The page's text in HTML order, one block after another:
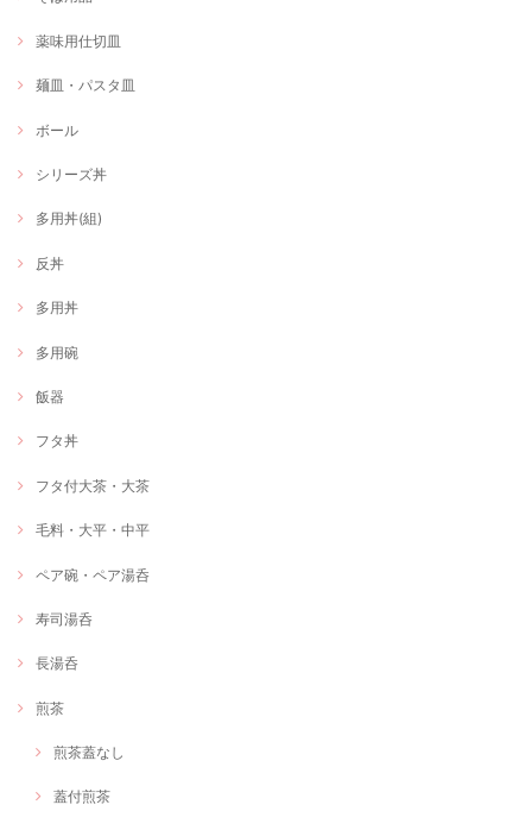
薬味用仕切皿
麺皿・パスタ皿
ボール
シリーズ丼
多用丼(組)
反丼
多用丼
多用碗
飯器
フタ丼
フタ付大茶・大茶
毛料・大平・中平
ペア碗・ペア湯呑
寿司湯呑
長湯呑
煎茶
煎茶蓋なし
蓋付煎茶